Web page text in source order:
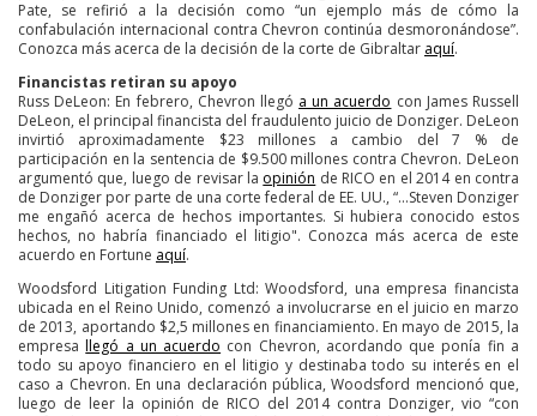
Pate, se refirió a la decisión como “un ejemplo más de cómo la
confabulación internacional contra Chevron continúa desmoronándose”.
Conozca más acerca de la decisión de la corte de Gibraltar aquí.
Financistas retiran su apoyo
Russ DeLeon: En febrero, Chevron llegó a un acuerdo con James Russell
DeLeon, el principal financista del fraudulento juicio de Donziger. DeLeon
invirtió aproximadamente $23 millones a cambio del 7 % de
participación en la sentencia de $9.500 millones contra Chevron. DeLeon
argumentó que, luego de revisar la opinión de RICO en el 2014 en contra
de Donziger por parte de una corte federal de EE. UU., “...Steven Donziger
me engañó acerca de hechos importantes. Si hubiera conocido estos
hechos, no habría financiado el litigio". Conozca más acerca de este
acuerdo en Fortune aquí.
Woodsford Litigation Funding Ltd: Woodsford, una empresa financista
ubicada en el Reino Unido, comenzó a involucrarse en el juicio en marzo
de 2013, aportando $2,5 millones en financiamiento. En mayo de 2015, la
empresallegó a un acuerdo con Chevron, acordando que ponía fin a
todo su apoyo financiero en el litigio y destinaba todo su interés en el
caso a Chevron. En una declaración pública, Woodsford mencionó que,
luego de leer la opinión de RICO del 2014 contra Donziger, vio “con